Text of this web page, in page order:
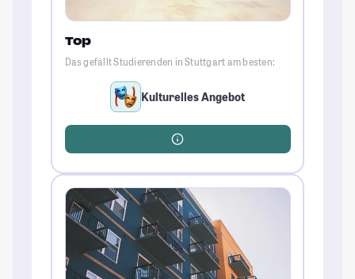
Top
Das gefällt Studierenden in Stuttgart am besten:
Kulturelles Angebot